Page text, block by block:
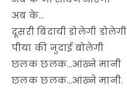
अब के…
दूसरी बिदायी डोलेगी डोलेगी
पीया की जुदाई बोलेगी
छलक छलक…आंख्ने मानी
छलक छलक…आंख्ने मानी.